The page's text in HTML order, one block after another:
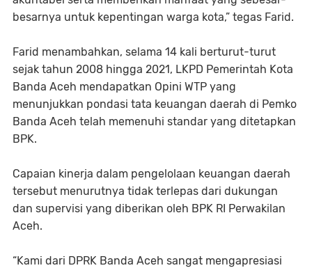
besarnya untuk kepentingan warga kota,” tegas Farid.
Farid menambahkan, selama 14 kali berturut-turut
sejak tahun 2008 hingga 2021, LKPD Pemerintah Kota
Banda Aceh mendapatkan Opini WTP yang
menunjukkan pondasi tata keuangan daerah di Pemko
Banda Aceh telah memenuhi standar yang ditetapkan
BPK.
Capaian kinerja dalam pengelolaan keuangan daerah
tersebut menurutnya tidak terlepas dari dukungan
dan supervisi yang diberikan oleh BPK RI Perwakilan
Aceh.
“Kami dari DPRK Banda Aceh sangat mengapresiasi